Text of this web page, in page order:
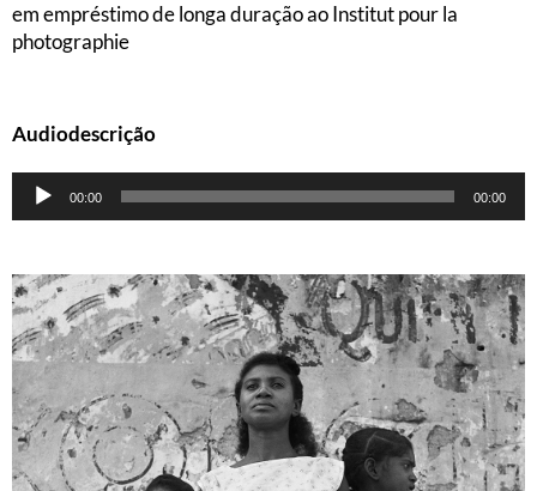
em empréstimo de longa duração ao Institut pour la
photographie
Audiodescrição
Tocador
00:00 00:00